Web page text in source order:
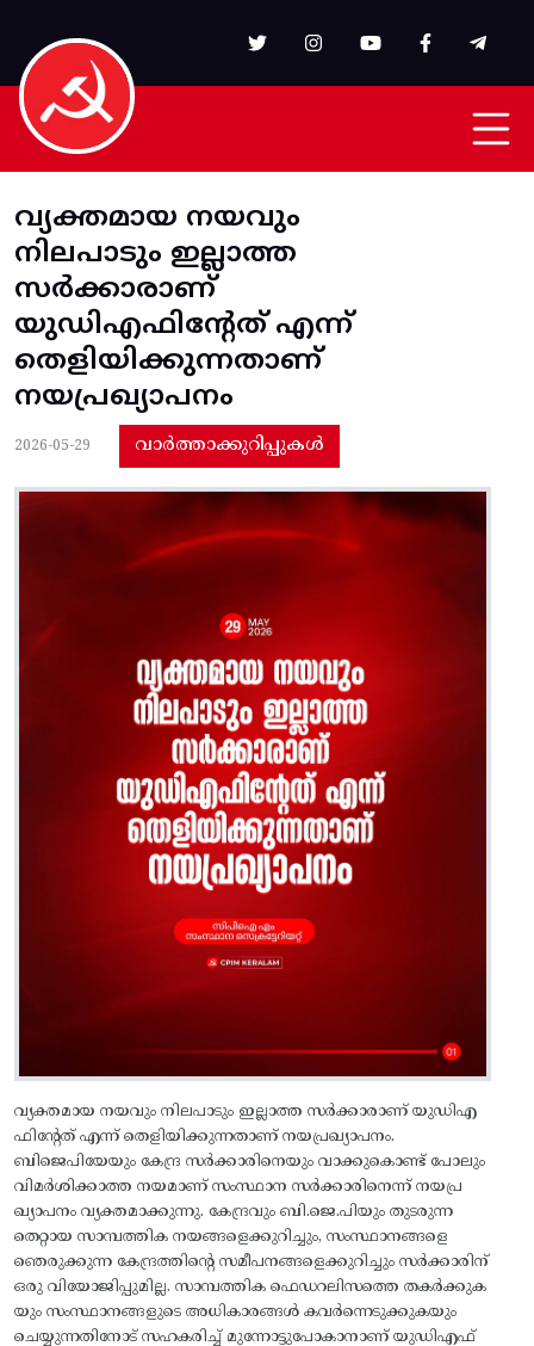
വ്യക്തമായ നയവും
നിലപാടും ഇല്ലാത്ത
സര്‍ക്കാരാണ്‌
യുഡിഎഫിന്റേത്‌ എന്ന്‌
തെളിയിക്കുന്നതാണ്‌
നയപ്രഖ്യാപനം
2026-05-29 വാർത്താക്കുറിപ്പുകൾ
വ്യക്തമായ നയവും നിലപാടും ഇല്ലാത്ത സര്‍ക്കാരാണ്‌ യുഡിഎ
ഫിന്റേത്‌ എന്ന്‌ തെളിയിക്കുന്നതാണ്‌ നയപ്രഖ്യാപനം.
ബിജെപിയേയും കേന്ദ്ര സര്‍ക്കാരിനെയും വാക്കുകൊണ്ട്‌ പോലും
വിമര്‍ശിക്കാത്ത നയമാണ്‌ സംസ്ഥാന സര്‍ക്കാരിനെന്ന്‌ നയപ്ര
ഖ്യാപനം വ്യക്തമാക്കുന്നു. കേന്ദ്രവും ബി.ജെ.പിയും തുടരുന്ന
തെറ്റായ സാമ്പത്തിക നയങ്ങളെക്കുറിച്ചും, സംസ്ഥാനങ്ങളെ
ഞെരുക്കുന്ന കേന്ദ്രത്തിന്റെ സമീപനങ്ങളെക്കുറിച്ചും സര്‍ക്കാരിന്‌
ഒരു വിയോജിപ്പുമില്ല. സാമ്പത്തിക ഫെഡറലിസത്തെ തകര്‍ക്കുക
യും സംസ്ഥാനങ്ങളുടെ അധികാരങ്ങള്‍ കവര്‍ന്നെടുക്കുകയും
ചെയ്യുന്നതിനോട്‌ സഹകരിച്ച്‌ മുന്നോട്ടുപോകാനാണ്‌ യുഡിഎഫ്‌